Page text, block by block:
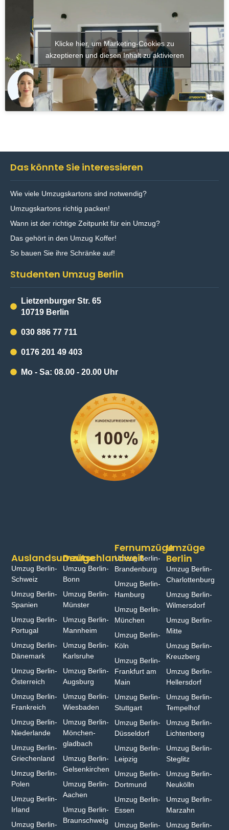
Umzug effizient zu gestalten. Zusätzlich sollten
organisatorische Schritte wie die
Wohnsitzummeldungfrühzeitig eingeplant
werden.
Klicke hier, um Marketing-Cookies zu
akzeptieren und diesen Inhalt zu aktivieren
Das könnte Sie interessieren
Wie viele Umzugskartons sind notwendig?
Umzugskartons richtig packen!
Wann ist der richtige Zeitpunkt für ein Umzug?
Das gehört in den Umzug Koffer!
So bauen Sie ihre Schränke auf!
Studenten Umzug Berlin
Lietzenburger Str. 65
10719 Berlin
030 886 77 711
0176 201 49 403
Mo - Sa: 08.00 - 20.00 Uhr
Umzüge
Berlin
Umzug Berlin-
Charlottenburg
Umzug Berlin-
Wilmersdorf
Umzug Berlin-
Mitte
Umzug Berlin-
Kreuzberg
Umzug Berlin-
Hellersdorf
Umzug Berlin-
Tempelhof
Umzug Berlin-
Lichtenberg
Umzug Berlin-
Steglitz
Umzug Berlin-
Neukölln
Umzug Berlin-
Marzahn
Umzug Berlin-
Fernumzüge
Umzug Berlin-
Brandenburg
Umzug Berlin-
Hamburg⁠
Umzug Berlin-
München
Umzug Berlin-
Köln
Umzug Berlin-
Frankfurt am
Main
Umzug Berlin-
Stuttgart
Umzug Berlin-
Düsseldorf
Umzug Berlin-
Leipzig
Umzug Berlin-
Dortmund
Umzug Berlin-
Essen
Umzug Berlin-
Deutschlandweit
Umzug Berlin-
Bonn⁠
Umzug Berlin-
Münster⁠
Umzug Berlin-
Mannheim
Umzug Berlin-
Karlsruhe
Umzug Berlin-
Augsburg
Umzug Berlin-
Wiesbaden⁠
Umzug Berlin-
Mönchen­
gladbach⁠
Umzug Berlin-
Gelsenkirchen⁠
Umzug Berlin-
Aachen⁠
Umzug Berlin-
Braunschweig
Auslandsumzüge
Umzug Berlin-
Schweiz
Umzug Berlin-
Spanien
Umzug Berlin-
Portugal
Umzug Berlin-
Dänemark
Umzug Berlin-
Österreich
Umzug Berlin-
Frankreich
Umzug Berlin-
Niederlande
Umzug Berlin-
Griechenland
Umzug Berlin-
Polen
Umzug Berlin-
Irland
Umzug Berlin-